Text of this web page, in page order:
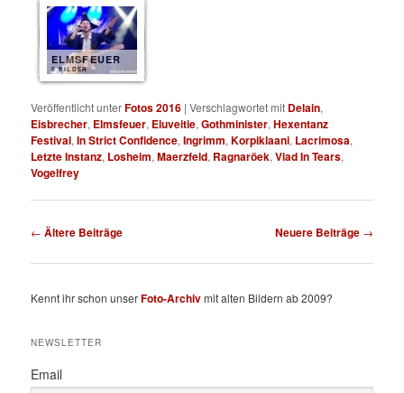
ELMSFEUER
8 BILDER
Veröffentlicht unterFotos 2016 |Verschlagwortet mit Delain,
Eisbrecher, Elmsfeuer, Eluveitie,Gothminister,Hexentanz
Festival,In Strict Confidence,Ingrimm,Korpiklaani, Lacrimosa,
Letzte Instanz, Losheim,Maerzfeld, Ragnaröek,Vlad In Tears,
Vogelfrey
Beitragsnavigation
← Ältere Beiträge Neuere Beiträge →
Kennt ihr schon unserFoto-Archivmit alten Bildern ab 2009?
NEWSLETTER
Email